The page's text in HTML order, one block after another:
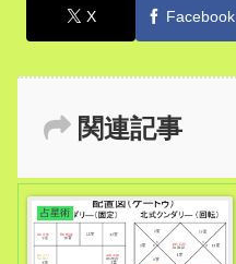
X Facebook
関連記事
占星術